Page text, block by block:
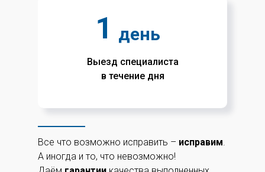
1 день
Выезд специалиста
в течение дня
Все что возможно исправить – исправим.
А иногда и то, что невозможно!